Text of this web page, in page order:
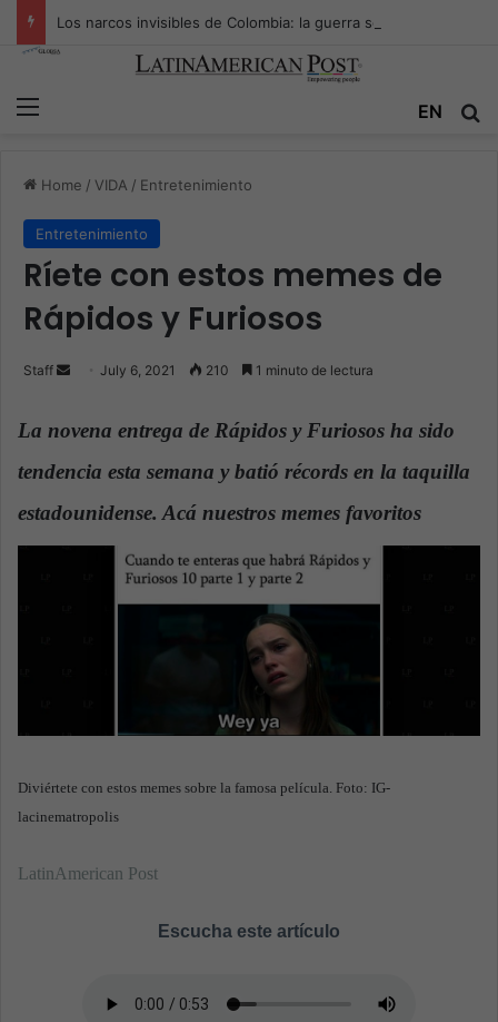
EN
Home / VIDA / Entretenimiento
Entretenimiento
Ríete con estos memes de
Rápidos y Furiosos
Staff
n
a
July 6, 2021 210 1 minuto de lectura
La novena entrega de Rápidos y Furiosos ha sido
tendencia esta semana y batió récords en la taquilla
estadounidense. Acá nuestros memes favoritos
Diviértete con estos memes sobre la famosa película. Foto: IG-
lacinematropolis
LatinAmerican Post
Escucha este artículo